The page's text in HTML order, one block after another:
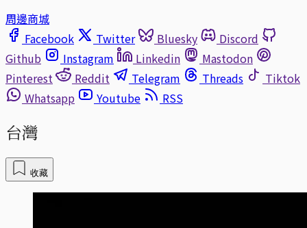
周邊商城
Facebook
Twitter Bluesky
Discord
Github
Instagram Linkedin
Mastodon
Pinterest
Reddit Telegram Threads
Tiktok
Whatsapp
Youtube RSS
台灣
收藏